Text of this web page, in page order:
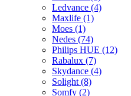
Ledvance (4)
Maxlife (1)
Moes (1)
Nedes (74)
Philips HUE (12)
Rabalux (7)
Skydance (4)
Solight (8)
Somfy (2)